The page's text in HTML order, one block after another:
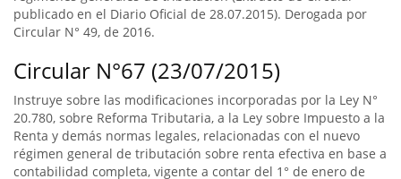
publicado en el Diario Oficial de 28.07.2015). Derogada por
Circular N° 49, de 2016.
Circular N°67 (23/07/2015)
Instruye sobre las modificaciones incorporadas por la Ley N°
20.780, sobre Reforma Tributaria, a la Ley sobre Impuesto a la
Renta y demás normas legales, relacionadas con el nuevo
régimen general de tributación sobre renta efectiva en base a
contabilidad completa, vigente a contar del 1° de enero de